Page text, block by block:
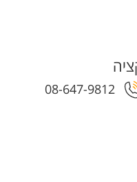
08-647-9812